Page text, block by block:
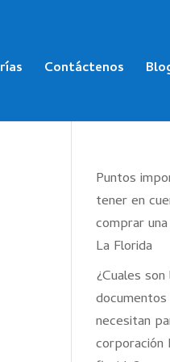
Contáctenos
Puntos
tener en
comprar
La Florida
¿Cuales
necesitan
corporación